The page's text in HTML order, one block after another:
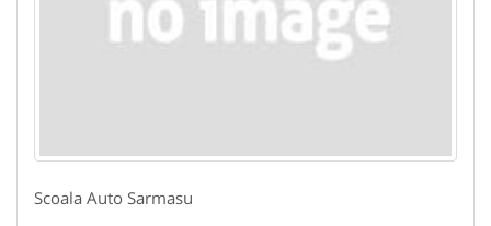
Scoala Auto Sarmasu